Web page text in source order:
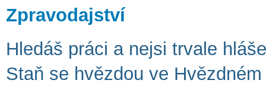
Zpravodajství
Hledáš práci a nejsi trvale
Staň se hvězdou ve